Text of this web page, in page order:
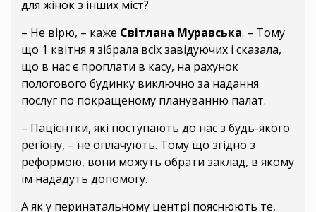
для жінок з інших міст?
– Не вірю, – каже Світлана Муравська. – Тому
що 1 квітня я зібрала всіх завідуючих і сказала,
що в нас є проплати в касу, на рахунок
пологового будинку виключно за надання
послуг по покращеному плануванню палат.
– Пацієнтки, які поступають до нас з будь-якого
регіону, – не оплачують. Тому що згідно з
реформою, вони можуть обрати заклад, в якому
їм нададуть допомогу.
А як у перинатальному центрі пояснюють те,